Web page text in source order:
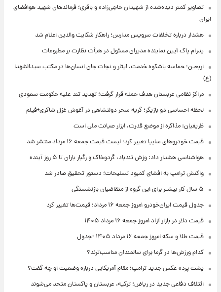
تصاویر کمتر دیده‌شده از شهیدان حاجی‌زاده و باقری؛ فرماندهان شهید هوافضای
ایران
هشدار درباره تخلفات سرویس مدارس؛ راهکار شکایت والدین اعلام شد
پدرام پاک آیین نماینده مدیران مسئول در هیأت نظارت بر مطبوعات
اربعین؛ حماسه باشکوه خدمت، ایثار و نجات جان انسان‌ها در مکتب سیدالشهدا
(ع)
مراکز نظامی عربستان هدف حمله قرار گرفت؛ تهدید تند علیه حکومت سعودی
لحظه احساسی دو بازیگر؛ گریه سحر دولتشاهی در آغوش غزل شاکری+فیلم
ظریفیان: مذاکره از موضع قدرت، ابزار صیانت ملی است
قیمت خودروهای سایپا تغییر کرد؛ لیست قیمت جمعه ۱۶ مرداد منتشر شد
هواشناسی هشدار داد: وزش تندباد، گردوخاک و رگبار باران تا ۵ روز آینده
واکنش ترامپ به افشای کمبود تسلیحات؛ دستور تحقیق صادر شد
۵ سال کار بیشتر برای این گروه از متقاضیان بازنشستگی
جدول قیمت ایران‌خودرو امروز جمعه ۱۶ مرداد؛ قیمت‌ها تغییر کرد
قیمت دلار در بازار آزاد امروز جمعه ۱۶ مرداد ۱۴۰۵
قیمت طلا و سکه امروز جمعه ۱۶ مرداد ۱۴۰۵ +جدول
کدام ورزش‌ها در گرما برای سالمندان مناسب‌ترند؟
پشت پرده عکس جدید ترامپ؛ مقام آمریکایی درباره وضعیت او چه گفت؟
ائتلاف دفاعی جدید در ریاض؛ ترکیه، عربستان و پاکستان متحد می‌شوند